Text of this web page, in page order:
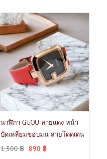
นาฬิกา GUOU สายแดง หน้า
ปัดเหลี่ยมขอบมน สวยโดดเด่น
1,300฿ 890 ฿